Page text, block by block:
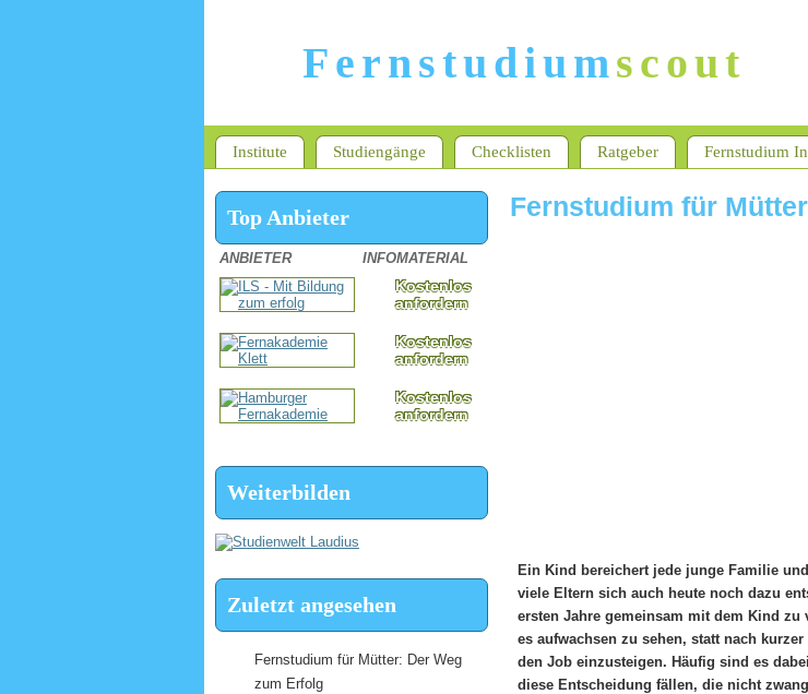
Fernstudiumscout
Institute Studiengänge Checklisten Ratgeber Fernstudium
Fernstudium für
Ein Kind bereichert jede junge Familie
viele Eltern sich auch heute noch dazu
ersten Jahre gemeinsam mit dem Kind zu
es aufwachsen zu sehen, statt nach
den Job einzusteigen. Häufig sind es
diese Entscheidung fällen, die nicht
Top Anbieter
ANBIETER INFOMATERIAL
Kostenlos
anfordern
Kostenlos
anfordern
Kostenlos
anfordern
Weiterbilden
Zuletzt angesehen
Fernstudium für Mütter: Der Weg
zum Erfolg